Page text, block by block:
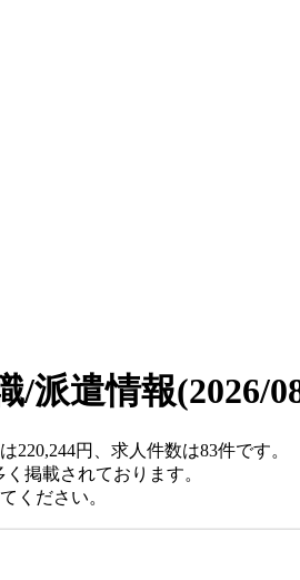
/派遣情報(2026/
円、求人件数は83件です。
掲載されております。
ください。